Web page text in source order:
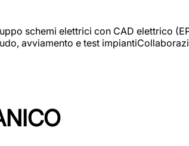
schemi elettrici con CAD elettrico
avviamento e test